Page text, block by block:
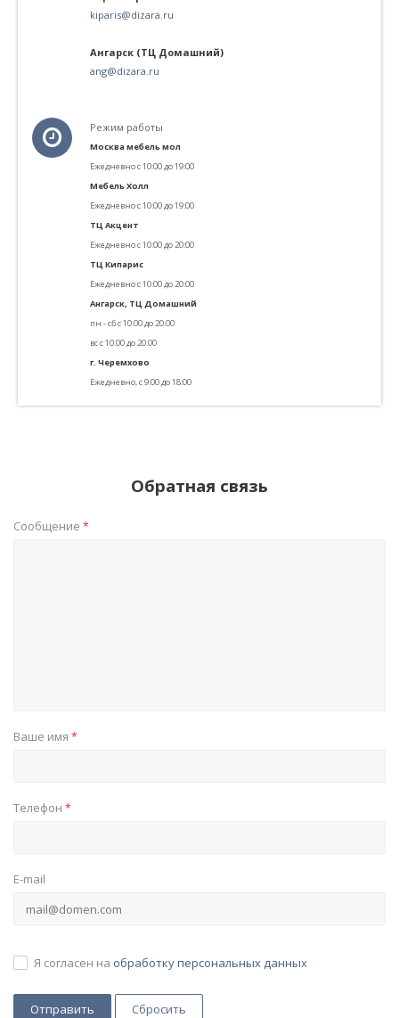
kiparis@dizara.ru
Ангарск (ТЦ Домашний)
ang@dizara.ru
Режим работы
Москва мебель мол
Ежедневно с10:00 до 19:00
Мебель Холл
Ежедневно с10:00 до 19:00
ТЦ Акцент
Ежедневно с 10:00 до 20:00
ТЦ Кипарис
Ежедневно с 10:00 до 20:00
Ангарск, ТЦ Домашний
пн - сб с 10.00 до 20.00
вс с 10.00 до 20.00
г. Черемхово
Ежедневно, с 9:00 до 18:00
Обратная связь
Сообщение *
Ваше имя *
Телефон *
E-mail
Я согласен на обработку персональных данных
Сбросить